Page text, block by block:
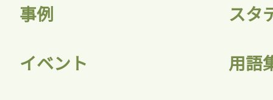
事例 スタ
イベント 用語